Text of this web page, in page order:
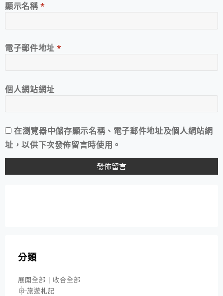
顯示名稱*
電子郵件地址*
個人網站網址
在瀏覽器中儲存顯示名稱、電子郵件地址及個人網站網
址，以供下次發佈留言時使用。
分類
展開全部 | 收合全部
旅遊札記